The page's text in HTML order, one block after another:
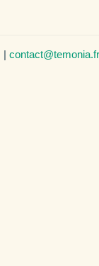
| contact@temonia.fr